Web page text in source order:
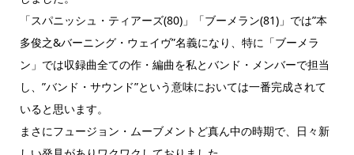
「スパニッシュ・ティアーズ(80)」「ブーメラン(81)」では”本
多俊之&バーニング・ウェイヴ”名義になり、特に「ブーメラ
ン」では収録曲全ての作・編曲を私とバンド・メンバーで担当
し、”バンド・サウンド”という意味においては一番完成されて
いると思います。
まさにフュージョン・ムーブメントど真ん中の時期で、日々新